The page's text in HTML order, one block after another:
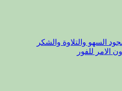
السهو والتلاوة والشكر
الامر للفور